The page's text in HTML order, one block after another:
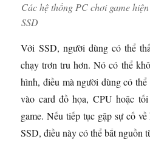
Các hệ thống PC chơi game
SSD
Với SSD, người dùng có thể
chạy trơn tru hơn. Nó có thể
hình, điều mà người dùng có
vào card đồ họa, CPU hoặc
game. Nếu tiếp tục gặp sự cố
SSD, điều này có thể bắt nguồn